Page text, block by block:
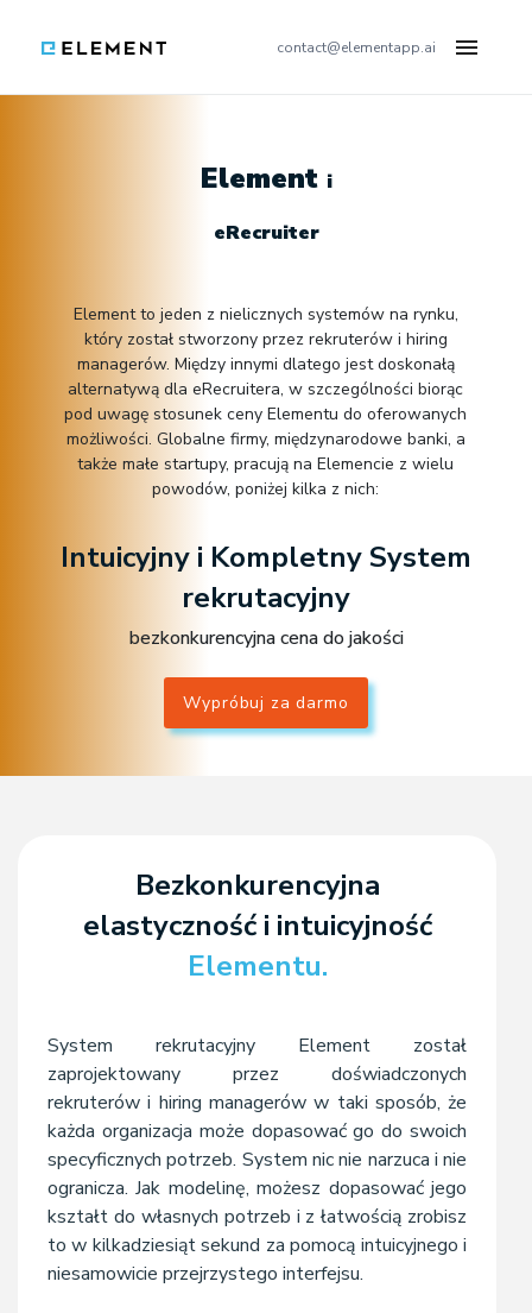
contact@elementapp.ai ×
System rekrutacyjny (ATS) Element:
Funkcjonalności
Wiedza
SPRAWDŹ DEMO
ENG
Element i
eRecruiter
Element to jeden z nielicznych systemów na rynku,
który został stworzony przez rekruterów i hiring
managerów. Między innymi dlatego jest doskonałą
alternatywą dla eRecruitera, w szczególności biorąc
pod uwagę stosunek ceny Elementu do oferowanych
możliwości. Globalne firmy, międzynarodowe banki, a
także małe startupy, pracują na Elemencie z wielu
powodów, poniżej kilka z nich:
Intuicyjny i Kompletny System
rekrutacyjny
bezkonkurencyjna cena do jakości
Wypróbuj za darmo
Bezkonkurencyjna
elastyczność i intuicyjność
Elementu.
System rekrutacyjny Element został
zaprojektowany przez doświadczonych
rekruterów i hiring managerów w taki sposób, że
każda organizacja może dopasować go do swoich
specyficznych potrzeb. System nic nie narzuca i nie
ogranicza. Jak modelinę, możesz dopasować jego
kształt do własnych potrzeb i z łatwością zrobisz
to w kilkadziesiąt sekund za pomocą intuicyjnego i
niesamowicie przejrzystego interfejsu.